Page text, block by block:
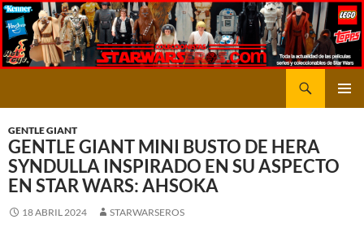
Saltar
al
contenido
GENTLE GIANT
GENTLE GIANT MINI BUSTO DE HERA
SYNDULLA INSPIRADO EN SU ASPECTO
EN STAR WARS: AHSOKA
18 ABRIL 2024 STARWARSEROS